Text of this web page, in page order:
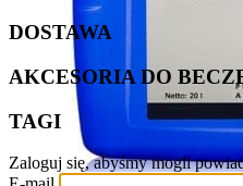
DOSTAWA
AKCESORIA DO
TAGI
Zaloguj się, abyśmy mogli